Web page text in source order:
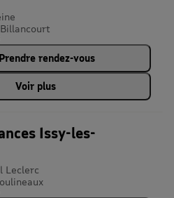
Prendre rendez-vous
Voir plus
Issy-les-
Leclerc